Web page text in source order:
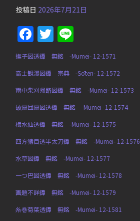
投稿日 2026年7月21日
Facebook
Twitter
撫子図透鐔 無銘 -Mumei- 12-1571
高士観瀑図鐔 宗典 -Sōten- 12-1572
雨中柴刈帰路図鐔 無銘 -Mumei- 12-1573
破扇団扇図透鐔 無銘 -Mumei- 12-1574
梅水仙透鐔 無銘 -Mumei- 12-1575
四方猪目透半太刀鐔 無銘 -Mumei- 12-1576
水草図鐔 無銘 -Mumei- 12-1577
一つ巴図透鐔 無銘 -Mumei- 12-1578
画題不詳鐔 無銘 -Mumei- 12-1579
糸巻菊葉透鐔 無銘 -Mumei- 12-1581